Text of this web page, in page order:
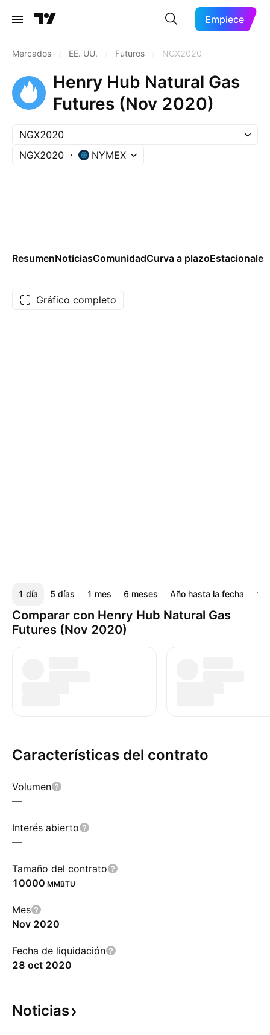
Empiece
Mercados EE. UU. Futuros NGX2020
Henry Hub Natural Gas
Futures (Nov 2020)
NGX2020
NGX2020
NYMEX
ResumenNoticiasComunidadCurva a plazoEstacionales
Gráfico completo
1 día 5 días 1 mes 6 meses Año hasta la fecha 1
Comparar con Henry Hub Natural Gas
Futures (Nov 2020)
Características del contrato
Volumen
—
Interés abierto
—
Tamaño del contrato
10000 MMBTU
Mes
Nov 2020
Fecha de liquidación
28 oct 2020
Noticias